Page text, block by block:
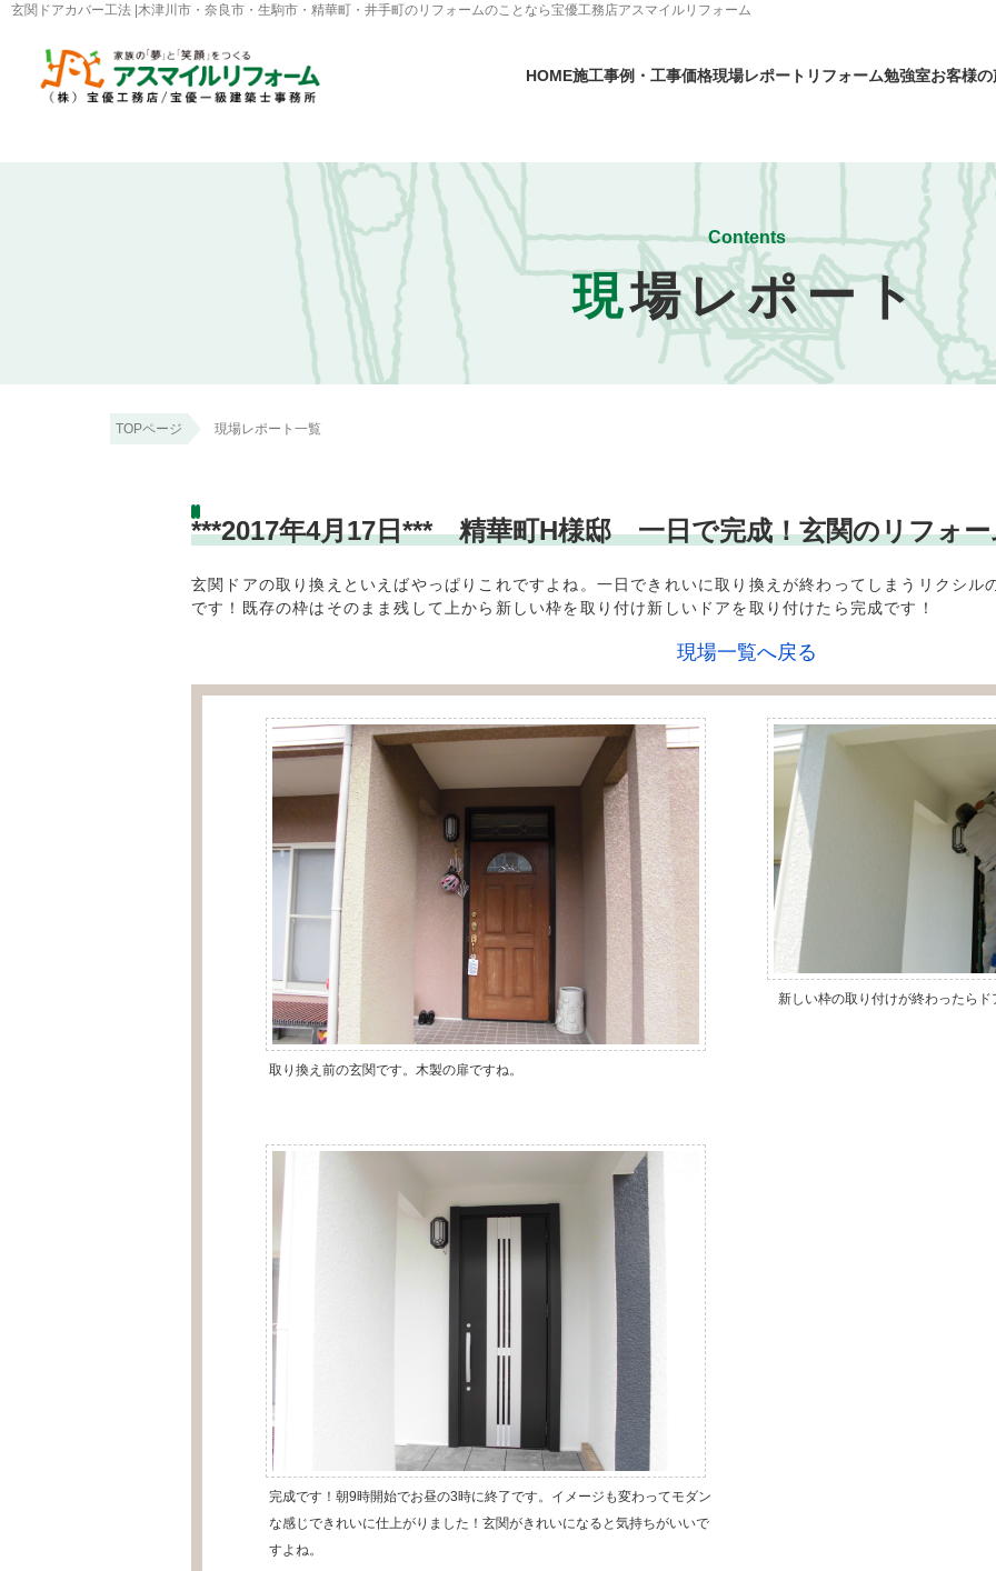
玄関ドアカバー工法 |木津川市・奈良市・生駒市・精華町・井手町のリフォームのことなら宝優工務店アスマイルリフォーム
HOME施工事例・工事価格現場レポート リフォーム勉強室お客様
Contents
現場レポート
TOPページ 現場レポート一覧
***2017年4月17日*** 精華町H様邸 一日で完成！玄関のリフォ
玄関ドアの取り換えといえばやっぱりこれですよね。一日できれいに取り換えが終わってしまうリクシル
です！既存の枠はそのまま残して上から新しい枠を取り付け新しいドアを取り付けたら完成です！
現場一覧へ戻る
取り換え前の玄関です。木製の扉ですね。
新しい枠の取り付けが終わったらド
完成です！朝9時開始でお昼の3時に終了です。イメージも変わってモダン
な感じできれいに仕上がりました！玄関がきれいになると気持ちがいいで
すよね。